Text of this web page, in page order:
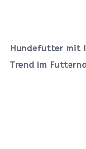
Hundefutter mit
Trend im